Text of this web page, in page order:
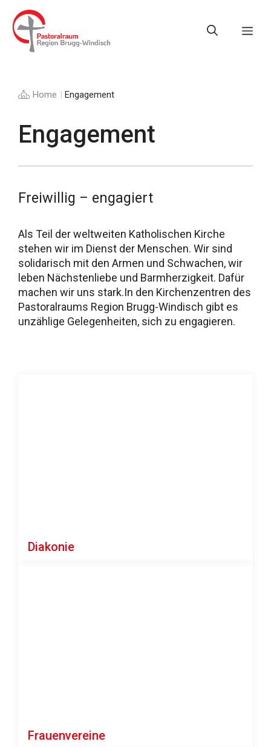
zum
Inhalt
Home | Engagement
Engagement
Freiwillig – engagiert
Als Teil der weltweiten Katholischen Kirche
stehen wir im Dienst der Menschen. Wir sind
solidarisch mit den Armen und Schwachen, wir
leben Nächstenliebe und Barmherzigkeit. Dafür
machen wir uns stark.In den Kirchenzentren des
Pastoralraums Region Brugg-Windisch gibt es
unzählige Gelegenheiten, sich zu engagieren.
Diakonie
Frauenvereine